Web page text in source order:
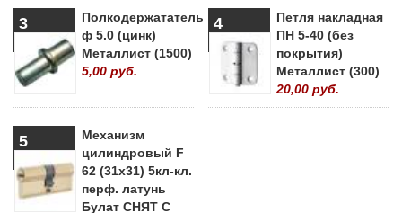
3
Полкодержататель
ф 5.0 (цинк)
Металлист (1500)
5,00 руб.
4
Петля накладная
ПН 5-40 (без
покрытия)
Металлист (300)
20,00 руб.
5
Механизм
цилиндровый F
62 (31х31) 5кл-кл.
перф. латунь
Булат СНЯТ С